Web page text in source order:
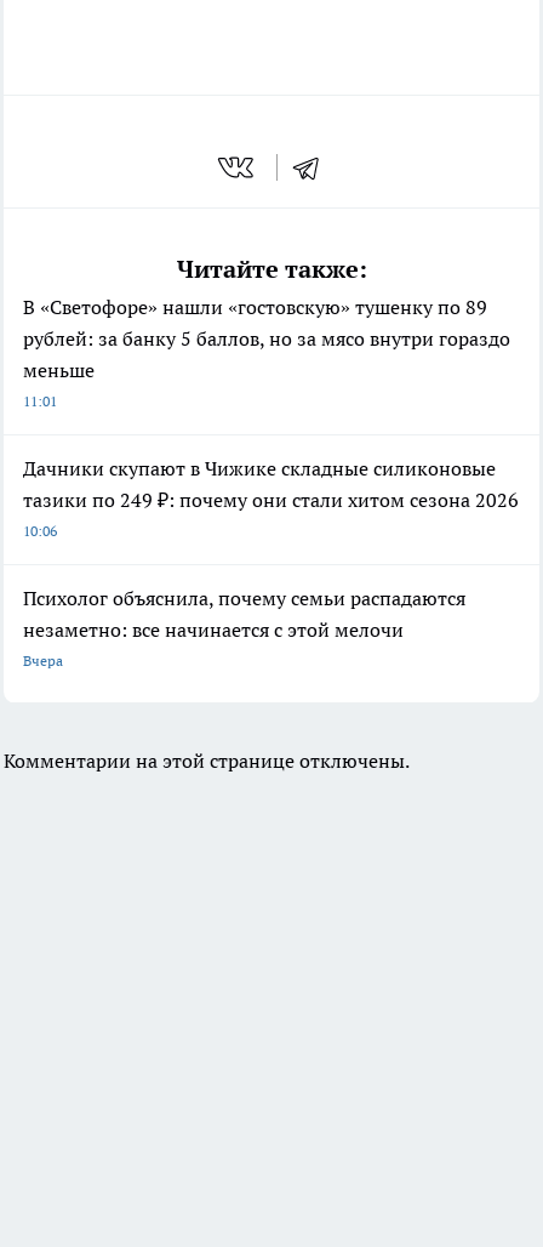
Читайте также:
В «Светофоре» нашли «гостовскую» тушенку по 89
рублей: за банку 5 баллов, но за мясо внутри гораздо
меньше
11:01
Дачники скупают в Чижике складные силиконовые
тазики по 249 ₽: почему они стали хитом сезона 2026
10:06
Психолог объяснила, почему семьи распадаются
незаметно: все начинается с этой мелочи
Вчера
Комментарии на этой странице отключены.